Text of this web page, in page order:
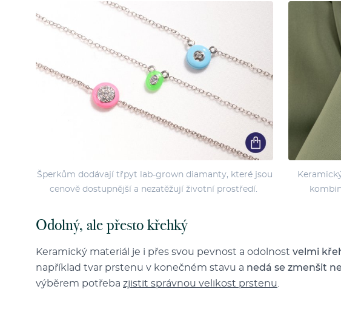
Šperkům dodávají třpyt lab-grown diamanty, které jsou
cenově dostupnější a nezatěžují životní prostředí.
Odolný, ale přesto křehký
Keramický materiál je i přes svou pevnost a odolnost velmi
například tvar prstenu v konečném stavu a nedá se zmenšit
výběrem potřeba zjistit správnou velikost prstenu